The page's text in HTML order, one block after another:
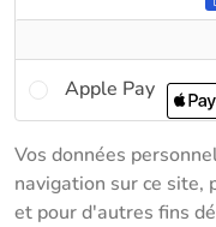
Apple Pay
Vos données
navigation sur ce site,
et pour d'autres fins